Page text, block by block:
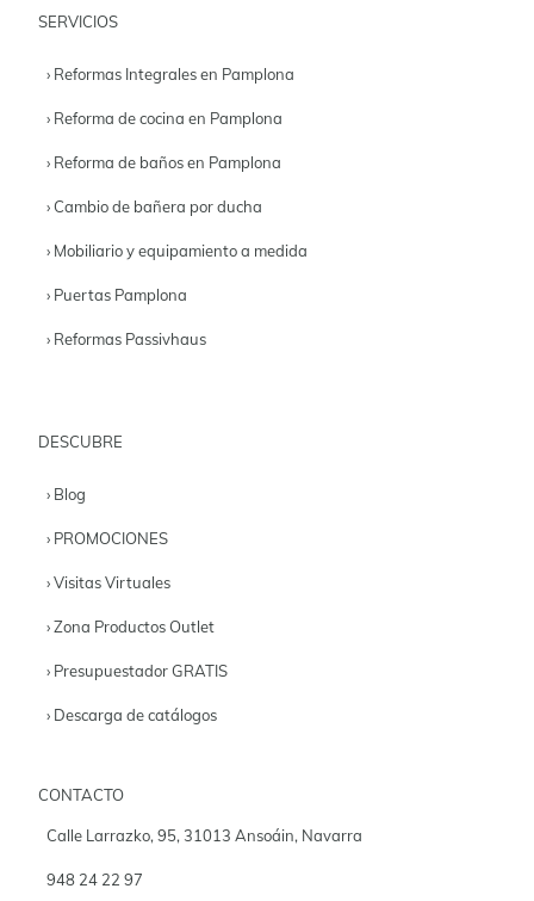
SERVICIOS
› Reformas Integrales en Pamplona
› Reforma de cocina en Pamplona
› Reforma de baños en Pamplona
› Cambio de bañera por ducha
› Mobiliario y equipamiento a medida
› Puertas Pamplona
› Reformas Passivhaus
DESCUBRE
› Blog
› PROMOCIONES
› Visitas Virtuales
› Zona Productos Outlet
› Presupuestador GRATIS
› Descarga de catálogos
CONTACTO
Calle Larrazko, 95, 31013 Ansoáin, Navarra
948 24 22 97